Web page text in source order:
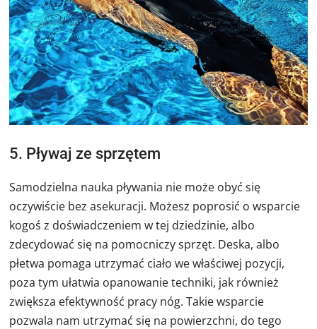
5. Pływaj ze sprzętem
Samodzielna nauka pływania nie może obyć się
oczywiście bez asekuracji. Możesz poprosić o wsparcie
kogoś z doświadczeniem w tej dziedzinie, albo
zdecydować się na pomocniczy sprzęt. Deska, albo
płetwa pomaga utrzymać ciało we właściwej pozycji,
poza tym ułatwia opanowanie techniki, jak również
zwiększa efektywność pracy nóg. Takie wsparcie
pozwala nam utrzymać się na powierzchni, do tego